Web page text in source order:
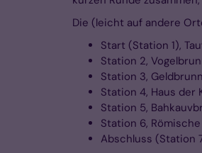
Die (leicht auf andere
Start (Station 1),
Station 2,
Station 3,
Station 4, Haus der
Station 5,
Station 6,
Abschluss (Station